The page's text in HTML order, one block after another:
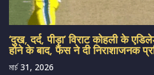
‘दुख, दर्द, पीड़ा’ विराट कोहली के
होने के बाद, फैंस ने दी निराशाजनक
মার্চ 31, 2026